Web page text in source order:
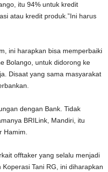
itu 94% untuk kredit
atau kredit produk.”Ini harus
ini harapkan bisa memperbaiki
Bolango, untuk didorong ke
Disaat yang sama masyarakat
dengan Bank. Tidak
BRILink, Mandiri, itu
Hamim.
offtaker yang selalu menjadi
Tani RG, ini diharapkan